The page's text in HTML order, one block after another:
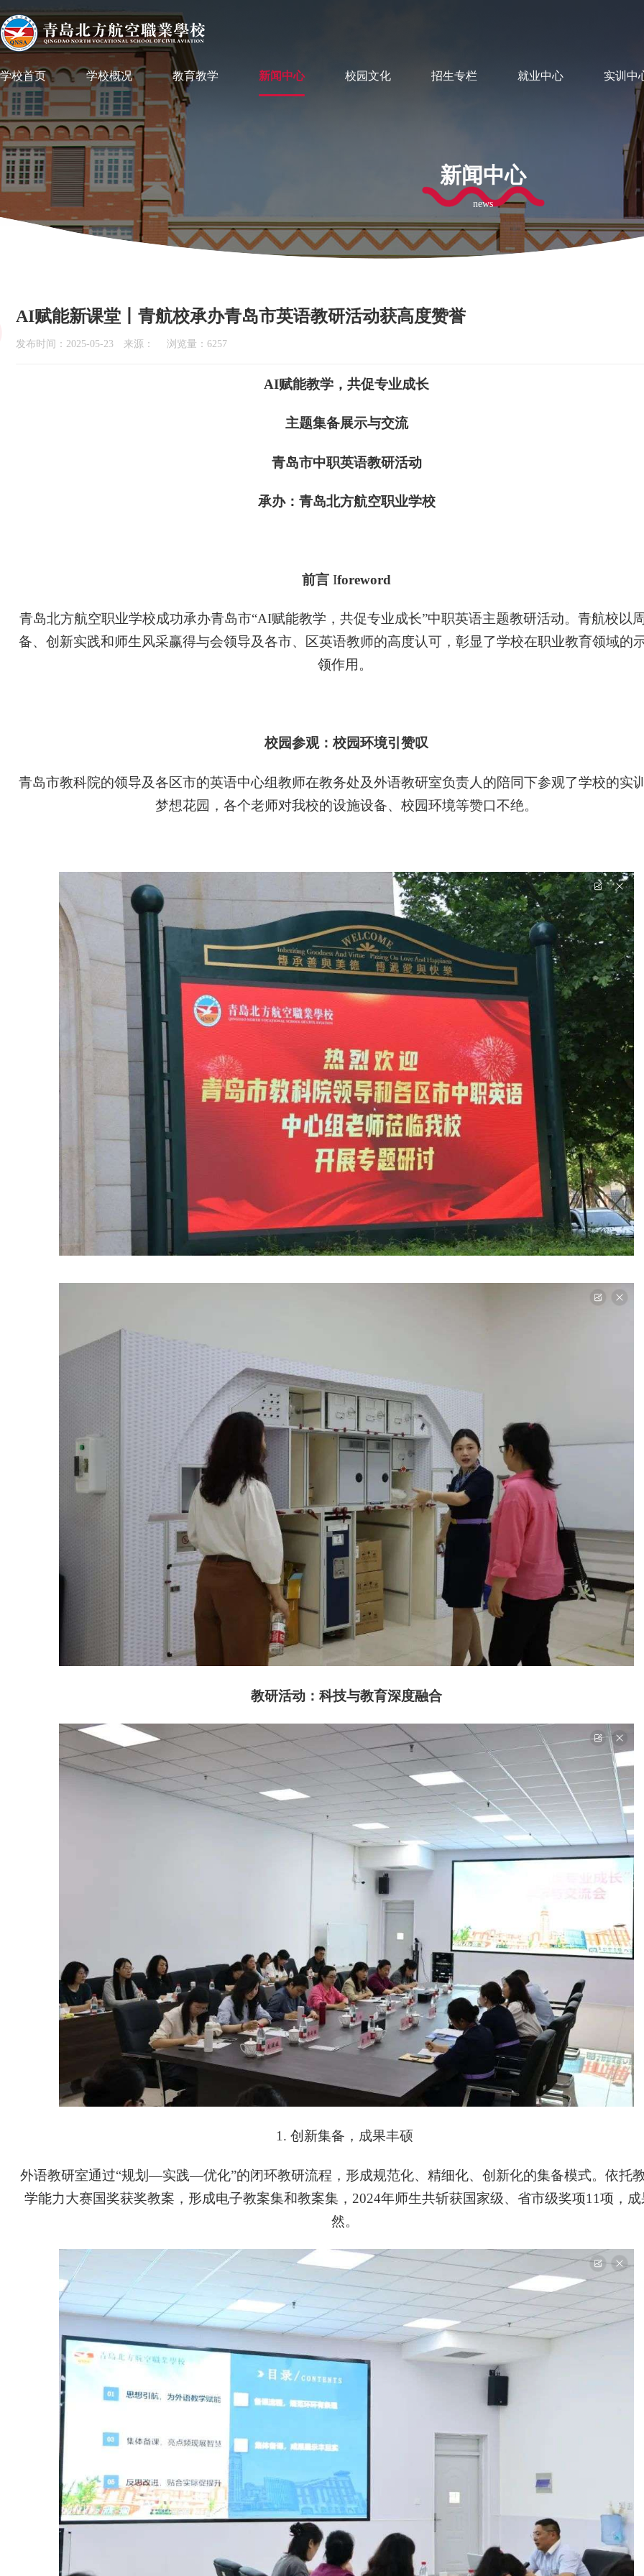
新闻中心
news
学校首页 学校概况 教育教学 新闻中心 校园文化 招生专栏 就业中心 实训中
AI赋能新课堂丨青航校承办青岛市英语教研活动获高度赞誉
发布时间：2025-05-23 来源： 浏览量：6257
AI赋能教学，共促专业成长
主题集备展示与交流
青岛市中职英语教研活动
承办：青岛北方航空职业学校
前言 Iforeword
青岛北方航空职业学校成功承办青岛市“AI赋能教学，共促专业成长”中职英语主题教研活动。青航校以
备、创新实践和师生风采赢得与会领导及各市、区英语教师的高度认可，彰显了学校在职业教育领域的
领作用。
校园参观：校园环境引赞叹
青岛市教科院的领导及各区市的英语中心组教师在教务处及外语教研室负责人的陪同下参观了学校的实
梦想花园，各个老师对我校的设施设备、校园环境等赞口不绝。
教研活动：科技与教育深度融合
1. 创新集备，成果丰硕
外语教研室通过“规划—实践—优化”的闭环教研流程，形成规范化、精细化、创新化的集备模式。依托
学能力大赛国奖获奖教案，形成电子教案集和教案集，2024年师生共斩获国家级、省市级奖项11项，
然。